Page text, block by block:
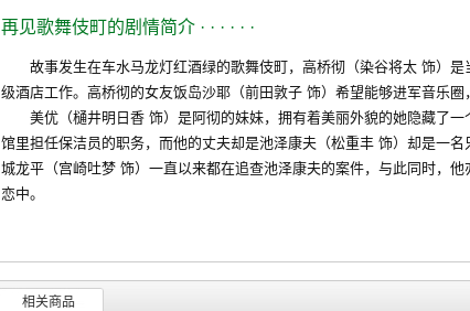
再见歌舞伎町的剧情简介 · · · · · ·
故事发生在车水马龙灯红酒绿的歌舞伎町，高桥彻（染谷将太 饰）是
级酒店工作。高桥彻的女友饭岛沙耶（前田敦子 饰）希望能够进军音乐圈
美优（樋井明日香 饰）是阿彻的妹妹，拥有着美丽外貌的她隐藏了一
馆里担任保洁员的职务，而他的丈夫却是池泽康夫（松重丰 饰）却是一
城龙平（宫崎吐梦 饰）一直以来都在追查池泽康夫的案件，与此同时，
恋中。
相关商品